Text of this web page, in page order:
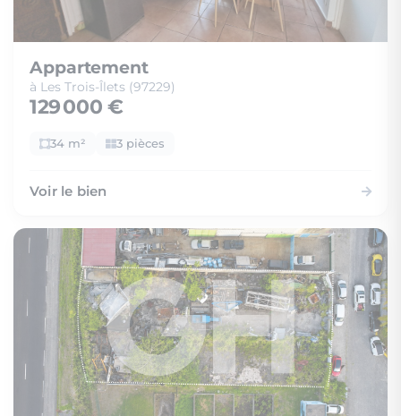
Appartement
à Les Trois-Îlets (97229)
129 000 €
34 m² 3 pièces
Voir le bien